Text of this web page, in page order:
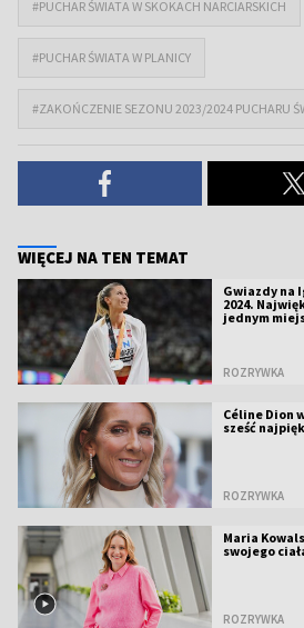
#PUCHAR ŚWIATA W SKOKACH NARCIARSKICH
#PUCHAR ŚWIATA W PLANICY
#ZAKOŃCZENIE SEZONU 2023/2024 PUCHARU
WIĘCEJ NA TEN TEMAT
Gwiazdy na
2024.
jednym
ROZRYWKA
Céline Dion
sześć
ROZRYWKA
Maria
swojego
ROZRYWKA